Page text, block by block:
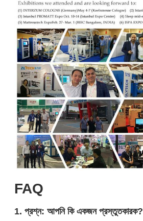
FAQ
1. প্রশ্ন: আপনি কি একজন প্রস্তুতকারক?